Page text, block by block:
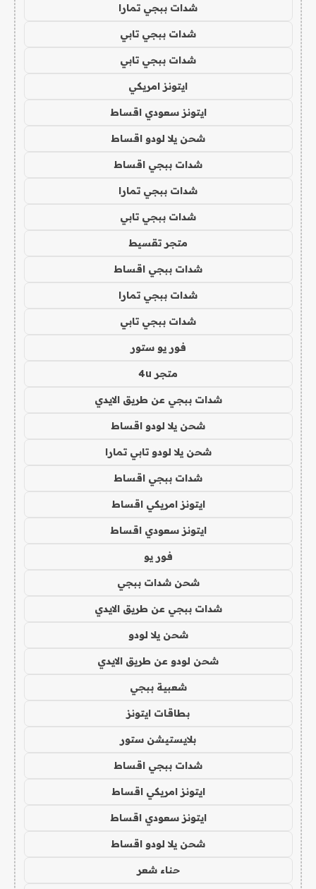
شدات ببجي تمارا
شدات ببجي تابي
شدات ببجي تابي
ايتونز امريكي
ايتونز سعودي اقساط
شحن يلا لودو اقساط
شدات ببجي اقساط
شدات ببجي تمارا
شدات ببجي تابي
متجر تقسيط
شدات ببجي اقساط
شدات ببجي تمارا
شدات ببجي تابي
فور يو ستور
متجر 4u
شدات ببجي عن طريق الايدي
شحن يلا لودو اقساط
شحن يلا لودو تابي تمارا
شدات ببجي اقساط
ايتونز امريكي اقساط
ايتونز سعودي اقساط
فور يو
شحن شدات ببجي
شدات ببجي عن طريق الايدي
شحن يلا لودو
شحن لودو عن طريق الايدي
شعبية ببجي
بطاقات ايتونز
بلايستيشن ستور
شدات ببجي اقساط
ايتونز امريكي اقساط
ايتونز سعودي اقساط
شحن يلا لودو اقساط
حناء شعر